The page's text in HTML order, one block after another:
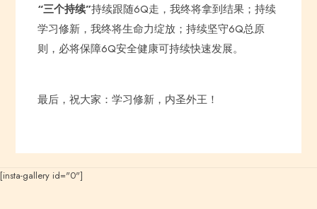
“三个持续”持续跟随6Q走，我终将拿到结果；持续
学习修新，我终将生命力绽放；持续坚守6Q总原
则，必将保障6Q安全健康可持续快速发展。
最后，祝大家：学习修新，内圣外王！
[insta-gallery id="0"]